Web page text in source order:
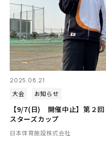
2025.08.21
大会
お知らせ
【9/7(日) 開催中止】第２
スターズカップ
日本体育施設株式会社